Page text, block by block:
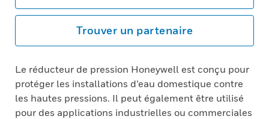
Trouver un partenaire
Le réducteur de pression Honeywell est conçu pour
protéger les installations d’eau domestique contre
les hautes pressions. Il peut également être utilisé
pour des applications industrielles ou commerciales